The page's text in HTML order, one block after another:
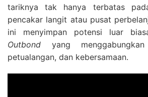
tariknya tak hanya terbatas
pencakar langit atau pusat
ini menyimpan potensi luar
Outbond yang
petualangan, dan kebersamaan.